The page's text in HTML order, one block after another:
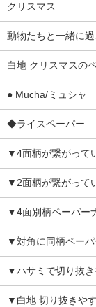
クリスマス
動物たちと一緒に
白地 クリスマスの
● Mucha/ミュシャ
◆ライスペーパー
▼4面柄が繋がって
▼2面柄が繋がって
▼4面別柄ペーパー
▼対角に同柄ペー
▼ハサミで切り抜
▼白地 切り抜きや